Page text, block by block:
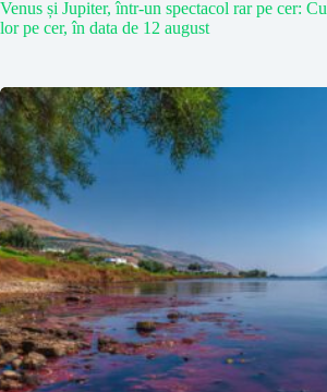
Venus și Jupiter, într-un spectacol rar pe cer:
lor pe cer, în data de 12 august